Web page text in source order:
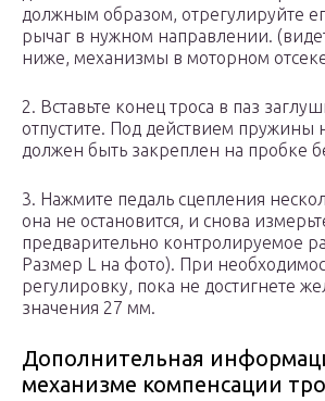
должным образом, отрегулируйте
рычаг в нужном направлении.
ниже, механизмы в моторном
2. Вставьте конец троса в паз
отпустите. Под действием пружины
должен быть закреплен на пробке
3. Нажмите педаль сцепления
она не остановится, и снова
предварительно контролируемое
Размер L на фото). При
регулировку, пока не достигнете
значения 27 мм.
Дополнительная
механизме компенсации